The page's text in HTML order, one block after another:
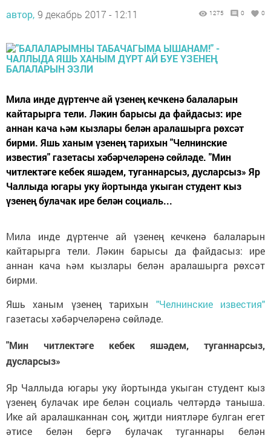
автор, 9 декабрь 2017 - 12:11 1275 0 0
Мила инде дүртенче ай үзенең кечкенә балаларын
кайтарырга тели. Ләкин барысы да файдасыз: ире
аннан кача һәм кызлары белән аралашырга рөхсәт
бирми. Яшь ханым үзенең тарихын "Челнинские
известия" газетасы хәбәрчеләренә сөйләде. "Мин
читлектәге кебек яшәдем, туганнарсыз, дусларсыз» Яр
Чаллыда югары уку йортында укыган студент кыз
үзенең булачак ире белән социаль...
Мила инде дүртенче ай үзенең кечкенә балаларын
кайтарырга тели. Ләкин барысы да файдасыз: ире
аннан кача һәм кызлары белән аралашырга рөхсәт
бирми.
Яшь ханым үзенең тарихын "Челнинские известия"
газетасы хәбәрчеләренә сөйләде.
"Мин читлектәге кебек яшәдем, туганнарсыз,
дусларсыз»
Яр Чаллыда югары уку йортында укыган студент кыз
үзенең булачак ире белән социаль челтәрдә таныша.
Ике ай аралашканнан соң, җитди ниятләре булган егет
әтисе белән бергә булачак туганнары белән